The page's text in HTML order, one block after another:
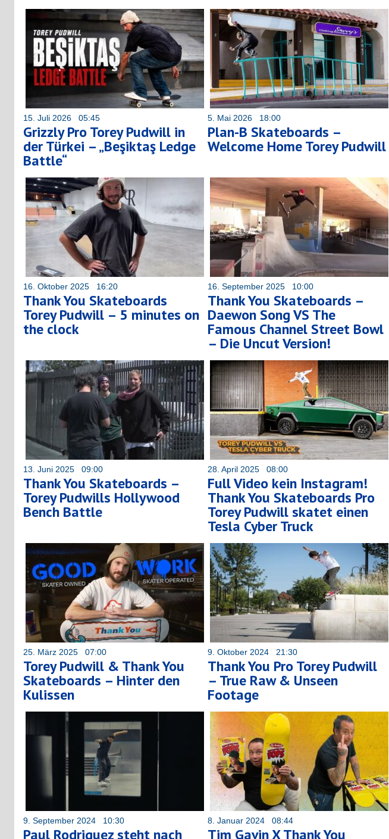
15. Juli 2026 05:45
Grizzly Pro Torey Pudwill in
der Türkei – „Beşiktaş Ledge
Battle“
5. Mai 2026 18:00
Plan-B Skateboards –
Welcome Home Torey Pudwill
16. Oktober 2025 16:20
Thank You Skateboards
Torey Pudwill – 5 minutes on
the clock
16. September 2025 10:00
Thank You Skateboards –
Daewon Song VS The
Famous Channel Street Bowl
– Die Uncut Version!
13. Juni 2025 09:00
Thank You Skateboards –
Torey Pudwills Hollywood
Bench Battle
28. April 2025 08:00
Full Video kein Instagram!
Thank You Skateboards Pro
Torey Pudwill skatet einen
Tesla Cyber Truck
25. März 2025 07:00
Torey Pudwill & Thank You
Skateboards – Hinter den
Kulissen
9. Oktober 2024 21:30
Thank You Pro Torey Pudwill
– True Raw & Unseen
Footage
9. September 2024 10:30
Paul Rodriguez steht nach
8. Januar 2024 08:44
Tim Gavin X Thank You